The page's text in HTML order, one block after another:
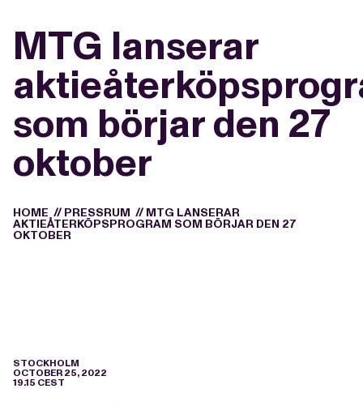
MTG lanserar
som börjar den 27
oktober
HOME // PRESSRUM // MTG LANSERAR
AKTIEÅTERKÖPSPROGRAM SOM BÖRJAR DEN 27
OKTOBER
STOCKHOLM
OCTOBER 25, 2022
19.15 CEST